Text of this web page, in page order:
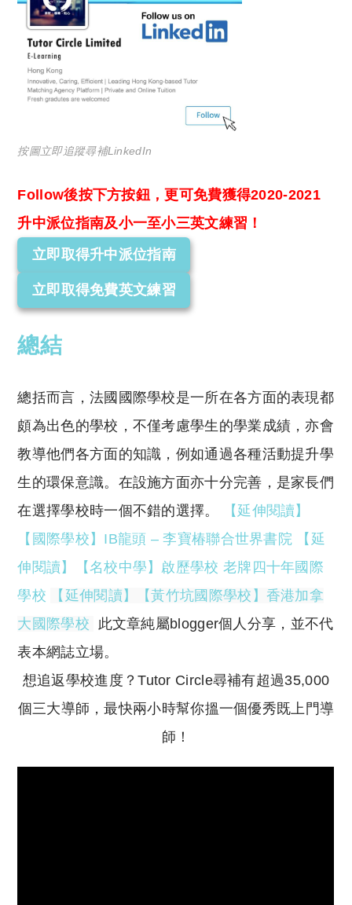
按圖立即追蹤尋補LinkedIn
Follow後按下方按鈕，更可免費獲得2020-2021
升中派位指南及小一至小三英文練習！
立即取得升中派位指南
立即取得免費英文練習
總結
總括而言，法國國際學校是一所在各方面的表現都
頗為出色的學校，不僅考慮學生的學業成績，亦會
教導他們各方面的知識，例如通過各種活動提升學
生的環保意識。在設施方面亦十分完善，是家長們
在選擇學校時一個不錯的選擇。
【延伸閱讀】
【國際學校】IB龍頭 – 李寶椿聯合世界書院
【延
伸閱讀】【名校中學】啟歷學校 老牌四十年國際
學校
【延伸閱讀】【黃竹坑國際學校】香港加拿
大國際學校
此文章純屬blogger個人分享，並不代
表本網誌立場。
想追返學校進度？Tutor Circle尋補有超過35,000
個三大導師，最快兩小時幫你搵一個優秀既上門導
師！